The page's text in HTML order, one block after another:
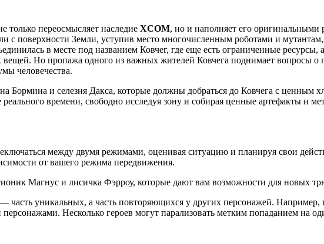
только переосмысляет наследие XCOM, но и наполняет его
с поверхности Земли, уступив место многочисленным роботами и
в месте под названием Ковчег, где еще есть ограниченные
Но пропажа одного из важных жителей Ковчега поднимает вопросы
человечества.
Бормина и селезня Дакса, которые должны добраться до Ковчега с ценным
времени, свободно исследуя зону и собирая ценные артефакты и
между двумя режимами, оценивая ситуацию и планируя свои
от вашего режима передвижения.
Магнус и лисичка Фэрроу, которые дают вам возможности для новых
уникальных, а часть повторяющихся у других персонажей. Например,
Несколько героев могут парализовать метким попаданием на